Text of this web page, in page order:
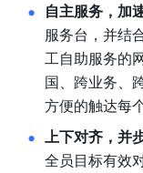
自主服务，加
服务台，并结
工自助服务的
国、跨业务、
方便的触达每
上下对齐，并
全员目标有效